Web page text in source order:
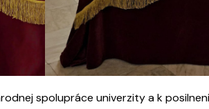
spolupráce univerzity a k